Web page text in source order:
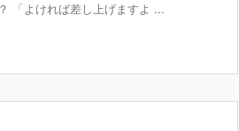
「よければ差し上げますよ ...